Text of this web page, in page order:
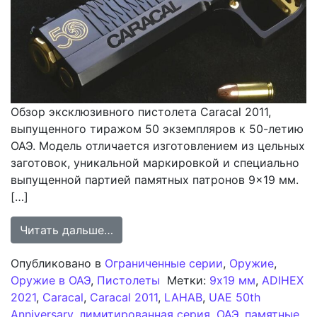
Обзор эксклюзивного пистолета Caracal 2011,
выпущенного тиражом 50 экземпляров к 50-летию
ОАЭ. Модель отличается изготовлением из цельных
заготовок, уникальной маркировкой и специально
выпущенной партией памятных патронов 9×19 мм.
[…]
Читать дальше…
Опубликовано в Ограниченные серии, Оружие,
Оружие в ОАЭ, Пистолеты Метки: 9x19 мм, ADIHEX
2021, Caracal, Caracal 2011, LAHAB, UAE 50th
Anniversary, лимитированная серия ОАЭ памятные